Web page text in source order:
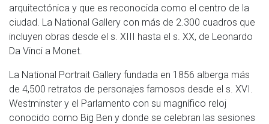
arquitectónica y que es reconocida como el centro de la
ciudad. La National Gallery con más de 2.300 cuadros que
incluyen obras desde el s. XIII hasta el s. XX, de Leonardo
Da Vinci a Monet.
La National Portrait Gallery fundada en 1856 alberga más
de 4,500 retratos de personajes famosos desde el s. XVI.
Westminster y el Parlamento con su magnífico reloj
conocido como Big Ben y donde se celebran las sesiones